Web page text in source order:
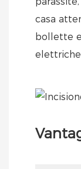
casa
bollette